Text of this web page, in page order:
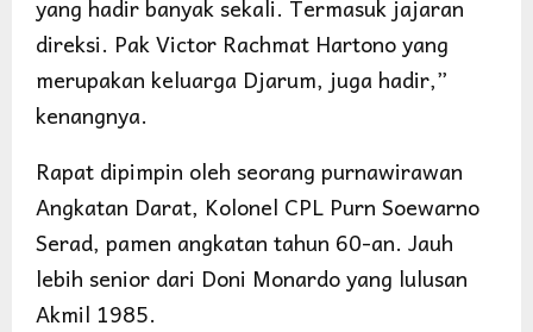
yang hadir banyak sekali. Termasuk jajaran
direksi. Pak Victor Rachmat Hartono yang
merupakan keluarga Djarum, juga hadir,”
kenangnya.
Rapat dipimpin oleh seorang purnawirawan
Angkatan Darat, Kolonel CPL Purn Soewarno
Serad, pamen angkatan tahun 60-an. Jauh
lebih senior dari Doni Monardo yang lulusan
Akmil 1985.